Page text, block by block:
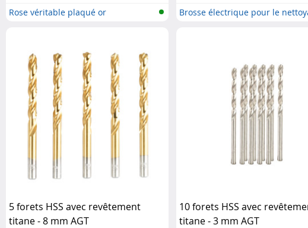
Rose véritable plaqué or Brosse électrique pour le
5 forets HSS avec revêtement
titane - 8 mm AGT
10 forets HSS avec
titane - 3 mm AGT